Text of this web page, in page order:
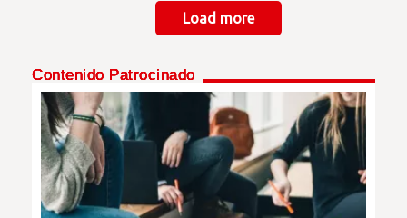
Load more
Contenido Patrocinado